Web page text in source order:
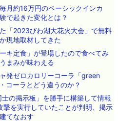
月約16万円のベーシックインカ
で起きた変化とは？
「2023びわ湖大花火大会」で無料
現地取材してきた
キ定食」が登場したので食べてみ
まみが味わえる
発ゼロカロリーコーラ「green
コーラとどう違うのか？
の掲示板」を勝手に構築して情報
を実行していたことが判明、掲示
てなおす